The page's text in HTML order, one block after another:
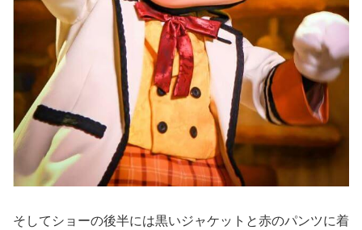
そしてショーの後半には黒いジャケットと赤のパンツに着